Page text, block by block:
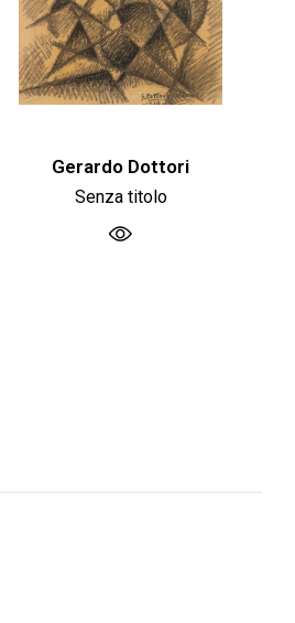
Gerardo Dottori
Senza titolo